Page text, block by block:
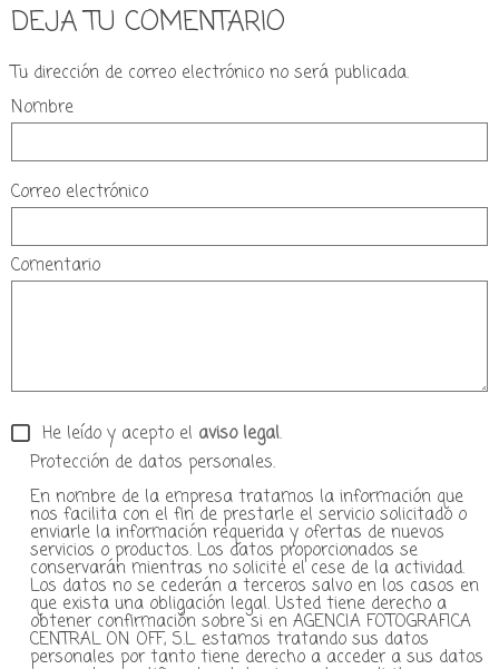
DEJA TU COMENTARIO
Tu dirección de correo electrónico no será publicada.
Nombre
Correo electrónico
Comentario
He leído y acepto el aviso legal.
Protección de datos personales.
En nombre de la empresa tratamos la información que
nos facilita con el fin de prestarle el servicio solicitado o
enviarle la información requerida y ofertas de nuevos
servicios o productos. Los datos proporcionados se
conservarán mientras no solicite el cese de la actividad.
Los datos no se cederán a terceros salvo en los casos en
que exista una obligación legal. Usted tiene derecho a
obtener confirmación sobre si en AGENCIA FOTOGRAFICA
CENTRAL ON OFF, S.L. estamos tratando sus datos
personales por tanto tiene derecho a acceder a sus datos